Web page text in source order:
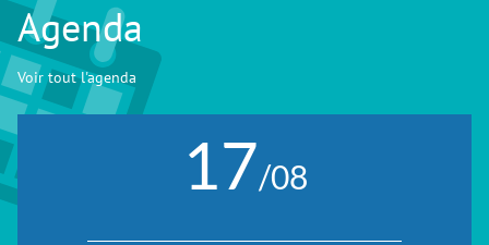
Agenda
Voir tout l'agenda
17/08